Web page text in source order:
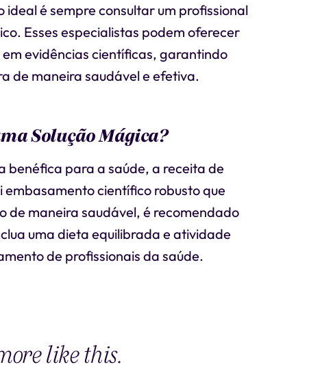
é sempre consultar um profissional
Esses especialistas podem oferecer
evidências científicas, garantindo
de maneira saudável e efetiva.
Solução Mágica?
benéfica para a saúde, a receita de
científico robusto que
de maneira saudável, é recomendado
uma dieta equilibrada e atividade
de profissionais da saúde.
like this.